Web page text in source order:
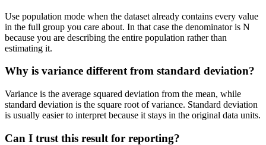
Use population mode when the dataset already contains every value
in the full group you care about. In that case the denominator is N
because you are describing the entire population rather than
estimating it.
Why is variance different from standard deviation?
Variance is the average squared deviation from the mean, while
standard deviation is the square root of variance. Standard deviation
is usually easier to interpret because it stays in the original data units.
Can I trust this result for reporting?